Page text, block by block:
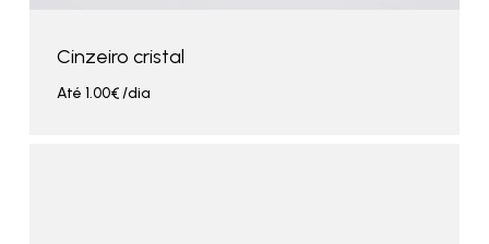
Cinzeiro cristal
Até 1.00€/dia